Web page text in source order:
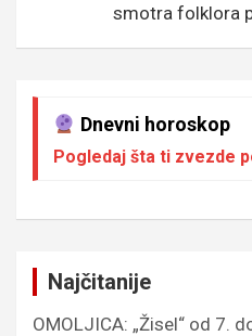
smotra folklora
Dnevni horoskop
Pogledaj šta ti zvezde
Najčitanije
OMOLJICA: „Žisel“ od 7.